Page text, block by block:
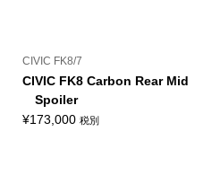
CIVIC FK8/7
CIVIC FK8 Carbon Rear Mid
Spoiler
¥173,000 税別